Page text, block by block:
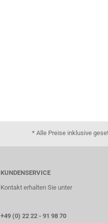
* Alle Preise inklusive
KUNDENSERVICE
Kontakt erhalten Sie unter
+49 (0) 22 22 - 91 98 70